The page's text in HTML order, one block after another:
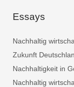
Essays
Nachhaltig
Zukunft
Nachhaltigkeit in
Nachhaltig